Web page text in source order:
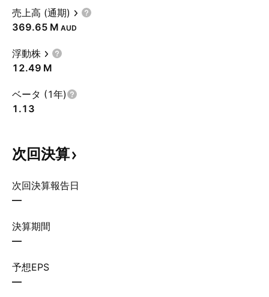
売上高 (通期)
‪369.65 M‬ AUD
浮動株
‪12.49 M‬
ベータ (1年)
1.13
次回決算
次回決算報告日
—
決算期間
—
予想EPS
—